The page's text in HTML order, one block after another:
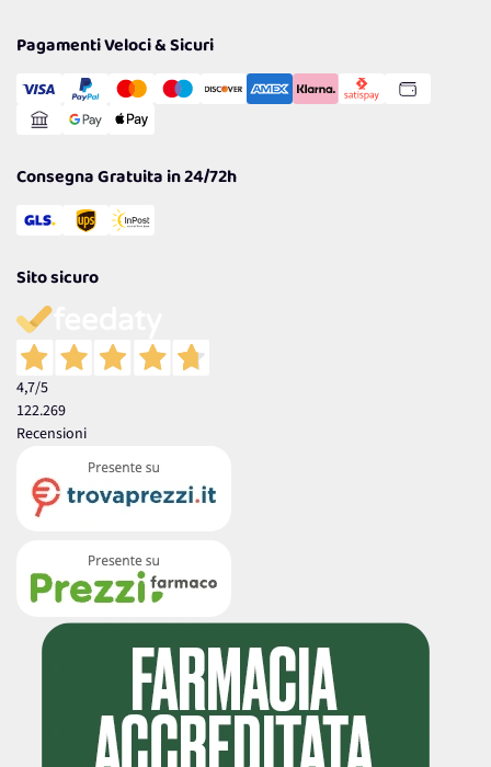
Cookie Policy
Gestisci Cookie
Reso Facile e Veloce
Pagamenti Veloci & Sicuri
Consegna Gratuita in 24/72h
Sito sicuro
4,7/5
122.269
Recensioni